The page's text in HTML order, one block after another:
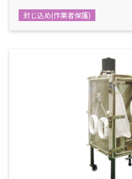
封じ込め(作業者保護)